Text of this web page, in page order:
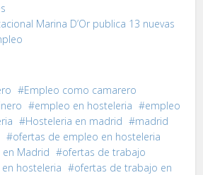
Marina D’Or publica 13 nuevas
Empleo como camarero
empleo en hosteleria
empleo
Hosteleria en madrid
madrid
ofertas de empleo en hosteleria
Madrid
ofertas de trabajo
hosteleria
ofertas de trabajo en